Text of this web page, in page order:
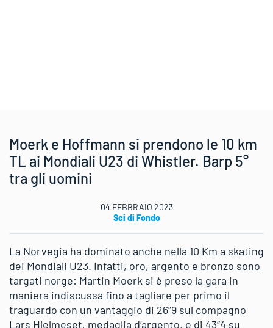
Moerk e Hoffmann si prendono le 10 km
TL ai Mondiali U23 di Whistler. Barp 5°
tra gli uomini
04 FEBBRAIO 2023
Sci di Fondo
La Norvegia ha dominato anche nella 10 Km a skating
dei Mondiali U23. Infatti, oro, argento e bronzo sono
targati norge: Martin Moerk si è preso la gara in
maniera indiscussa fino a tagliare per primo il
traguardo con un vantaggio di 26”9 sul compagno
Lars Hjelmeset, medaglia d’argento, e di 43”4 su